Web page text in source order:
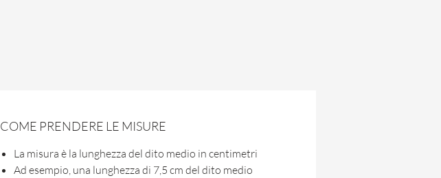
COME PRENDERE LE MISURE
La misura è la lunghezza del dito medio in centimetri
Ad esempio, una lunghezza di 7,5 cm del dito medio